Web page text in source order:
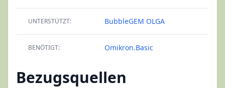
UNTERSTÜTZT: BubbleGEM OLGA
BENÖTIGT: Omikron.Basic
Bezugsquellen